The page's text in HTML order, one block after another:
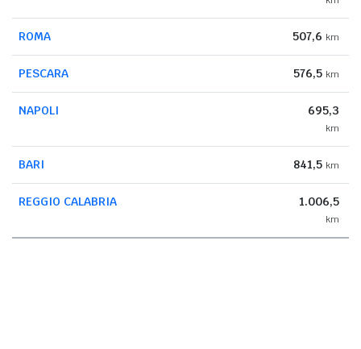
ROMA 507,6 km
PESCARA 576,5 km
NAPOLI 695,3
km
BARI 841,5 km
REGGIO CALABRIA 1.006,5
km